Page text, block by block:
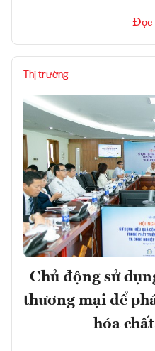
Đọc
Thị trường
Chủ động sử
thương mại để
hóa